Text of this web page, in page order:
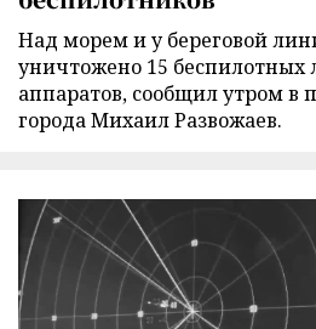
Над морем и у береговой
уничтожено 15 беспилотных
аппаратов, сообщил утром в
города Михаил Развожаев.